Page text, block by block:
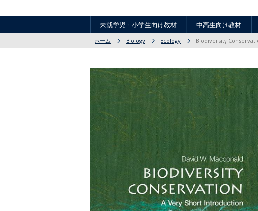
未就学児・小学生向け教材 中高生向け教材
ホーム Biology Ecology Biodiversity